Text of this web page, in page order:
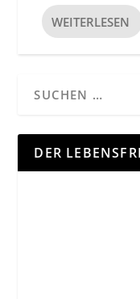
WEITERLESEN
DER